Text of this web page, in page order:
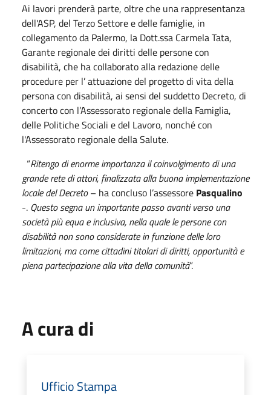
Ai lavori prenderà parte, oltre che una rappresentanza
dell'ASP, del Terzo Settore e delle famiglie, in
collegamento da Palermo, la Dott.ssa Carmela Tata,
Garante regionale dei diritti delle persone con
disabilità, che ha collaborato alla redazione delle
procedure per l’ attuazione del progetto di vita della
persona con disabilità, ai sensi del suddetto Decreto, di
concerto con l’Assessorato regionale della Famiglia,
delle Politiche Sociali e del Lavoro, nonché con
l'Assessorato regionale della Salute.
“Ritengo di enorme importanza il coinvolgimento di una
grande rete di attori, finalizzata alla buona implementazione
locale del Decreto– ha concluso l’assessore Pasqualino
-. Questo segna un importante passo avanti verso una
società più equa e inclusiva, nella quale le persone con
disabilità non sono considerate in funzione delle loro
limitazioni, ma come cittadini titolari di diritti, opportunità e
piena partecipazione alla vita della comunità”.
A cura di
Ufficio Stampa